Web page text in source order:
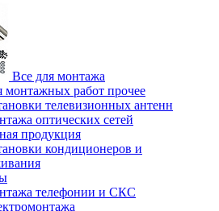
Все для монтажа
монтажных работ прочее
телевизионных антенн
оптических сетей
продукция
кондиционеров и
телефонии и СКС